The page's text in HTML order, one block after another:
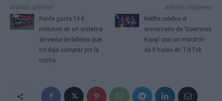
Artículo anterior
Renfe gasta 164
millones en un sistema
de venta de billetes que
no deja comprar por la
noche
Artículo siguiente
Netflix celebra el
aniversario de 'Guerreras
K-pop' con un maratón
de 9 horas en TikTok